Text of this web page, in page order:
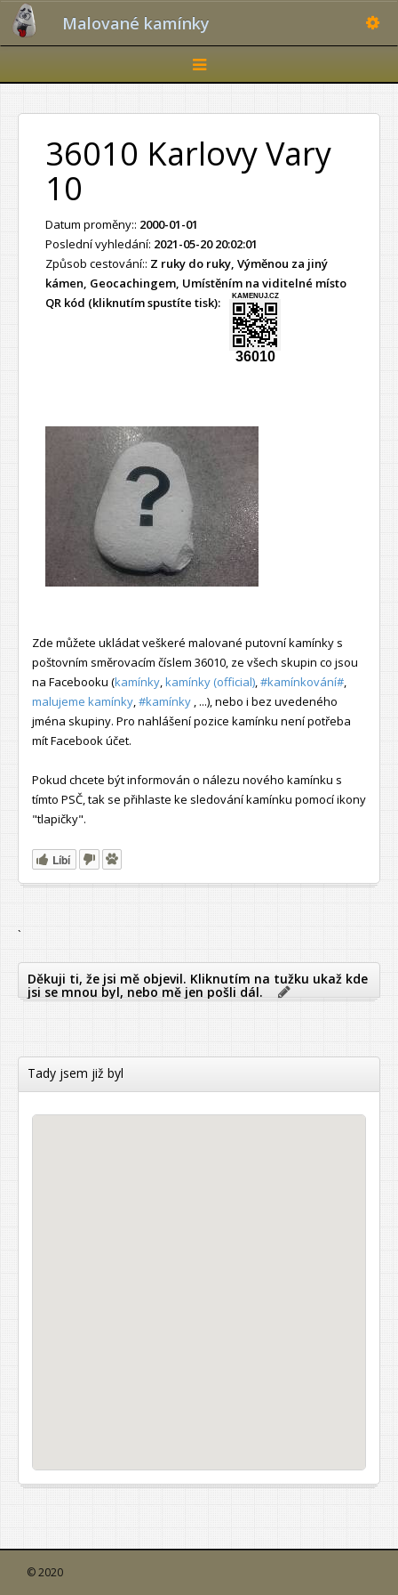
Malované kamínky
Toggle
navigation
36010 Karlovy Vary
10
Datum proměny:: 2000-01-01
Poslední vyhledání: 2021-05-20 20:02:01
Způsob cestování:: Z ruky do ruky, Výměnou za jiný
kámen, Geocachingem, Umístěním na viditelné místo
QR kód (kliknutím spustíte tisk):
KAMENUJ.CZ
36010
Zde můžete ukládat veškeré malované putovní kamínky s
poštovním směrovacím číslem 36010, ze všech skupin co jsou
na Facebooku (kamínky kamínky (official) #kamínkování#
malujeme kamínky #kamínky , ...), nebo i bez uvedeného
jména skupiny. Pro nahlášení pozice kamínku není potřeba
mít Facebook účet.
Pokud chcete být informován o nálezu nového kamínku s
tímto PSČ, tak se přihlaste ke sledování kamínku pomocí ikony
"tlapičky".
Líbí
`
Děkuji ti, že jsi mě objevil. Kliknutím na tužku ukaž kde
jsi se mnou byl, nebo mě jen pošli dál.
Tady jsem již byl
© 2020